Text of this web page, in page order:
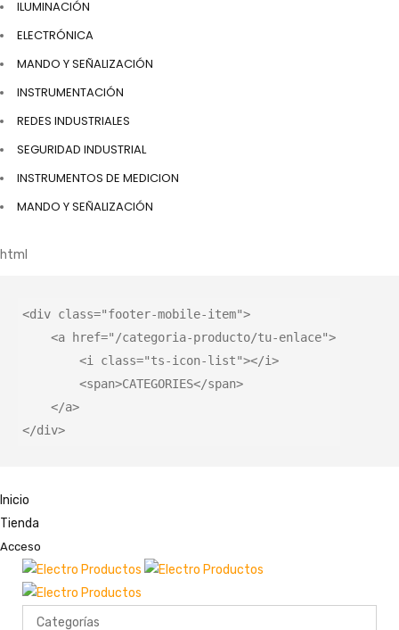
ILUMINACIÓN
ELECTRÓNICA
MANDO Y SEÑALIZACIÓN
INSTRUMENTACIÓN
REDES INDUSTRIALES
SEGURIDAD INDUSTRIAL
INSTRUMENTOS DE MEDICION
MANDO Y SEÑALIZACIÓN
html
<div class="footer-mobile-item">
    <
a href="/categoria-producto/tu-enlace">
        <
i class="ts-icon-list"></i>
        <
span>CATEGORIES</span>
    </
a>
</div>
Inicio
Tienda
Acceso